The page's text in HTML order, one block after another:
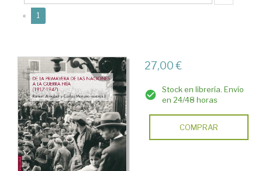
« 1
27,00 €
Stock en librería. Envío
en 24/48 horas
COMPRAR